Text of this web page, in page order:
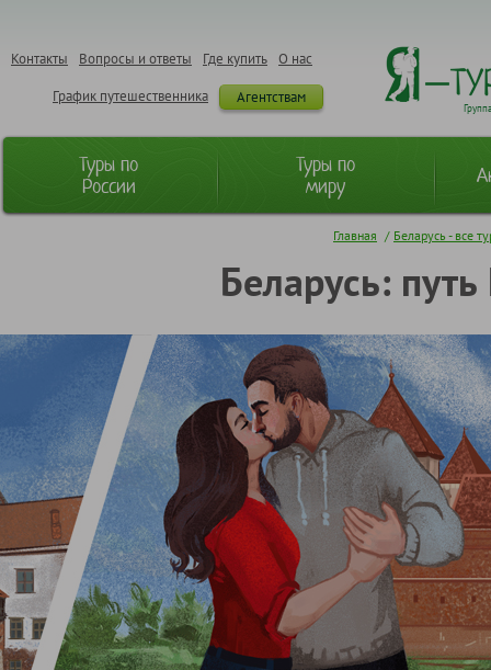
О нас
Где купить
Вопросы и ответы
Контакты
Агентствам
График путешественника
Туры по
России
Туры по
миру
Главная / Беларусь - все
Беларусь: